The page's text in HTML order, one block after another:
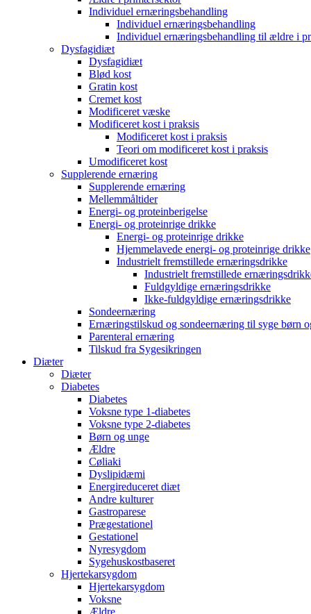
Individuel ernæringsbehandling
Individuel ernæringsbehandling
Individuel ernæringsbehandling til ældre i
Dysfagidiæt
Dysfagidiæt
Blød kost
Gratin kost
Cremet kost
Modificeret væske
Modificeret kost i praksis
Modificeret kost i praksis
Teori om modificeret kost i praksis
Umodificeret kost
Supplerende ernæring
Supplerende ernæring
Mellemmåltider
Energi- og proteinberigelse
Energi- og proteinrige drikke
Energi- og proteinrige drikke
Hjemmelavede energi- og proteinrige drikke
Industrielt fremstillede ernæringsdrikke
Industrielt fremstillede
Fuldgyldige ernæringsdrikke
Ikke-fuldgyldige ernæringsdrikke
Sondeernæring
Ernæringstilskud og sondeernæring til syge børn
Parenteral ernæring
Tilskud fra Sygesikringen
Diæter
Diæter
Diabetes
Diabetes
Voksne type 1-diabetes
Voksne type 2-diabetes
Børn og unge
Ældre
Cøliaki
Dyslipidæmi
Energireduceret diæt
Andre kulturer
Gastroparese
Prægestationel
Gestationel
Nyresygdom
Sygehuskostbaseret
Hjertekarsygdom
Hjertekarsygdom
Voksne
Ældre